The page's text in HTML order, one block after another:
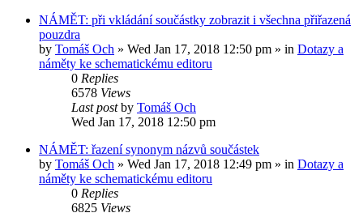
NÁMĚT: při vkládání součástky zobrazit i všechna přiřazená
pouzdra
by Tomáš Och » Wed Jan 17, 2018 12:50 pm » in Dotazy a
náměty ke schematickému editoru
0 Replies
6578 Views
Last postby Tomáš Och
Wed Jan 17, 2018 12:50 pm
NÁMĚT: řazení synonym názvů součástek
by Tomáš Och » Wed Jan 17, 2018 12:49 pm » in Dotazy a
náměty ke schematickému editoru
0 Replies
6825 Views